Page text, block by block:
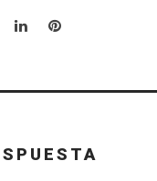
LinkedInPinterest